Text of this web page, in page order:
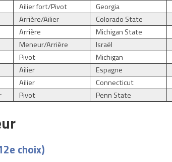
Ailier fort/Pivot Georgia
Arrière/Ailier Colorado State
Arrière Michigan State
Meneur/Arrière Israël
Pivot Michigan
Ailier Espagne
Ailier Connecticut
Pivot Penn State
choix)